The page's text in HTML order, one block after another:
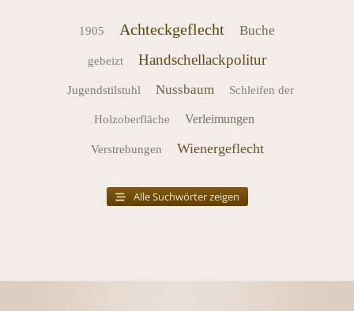
1905 Achteckgeflecht Buche
gebeizt Handschellackpolitur
Jugendstilstuhl Nussbaum Schleifen der
Holzoberfläche Verleimungen
Verstrebungen Wienergeflecht
Alle Suchwörter zeigen